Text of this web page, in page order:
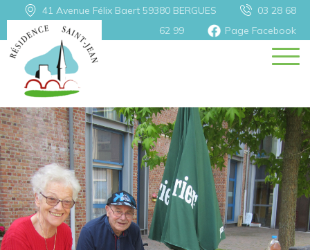
Retour
Les soins
P.A.S.A.
Soins esthétiques
41 Avenue Félix Baert 59380 BERGUES
03 28 68
62 99
Page Facebook